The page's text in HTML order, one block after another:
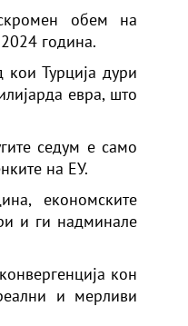
обем на
година.
кои Турција дури
евра, што
седум е само
на ЕУ.
економските
и ги надминале
кон
и мерливи